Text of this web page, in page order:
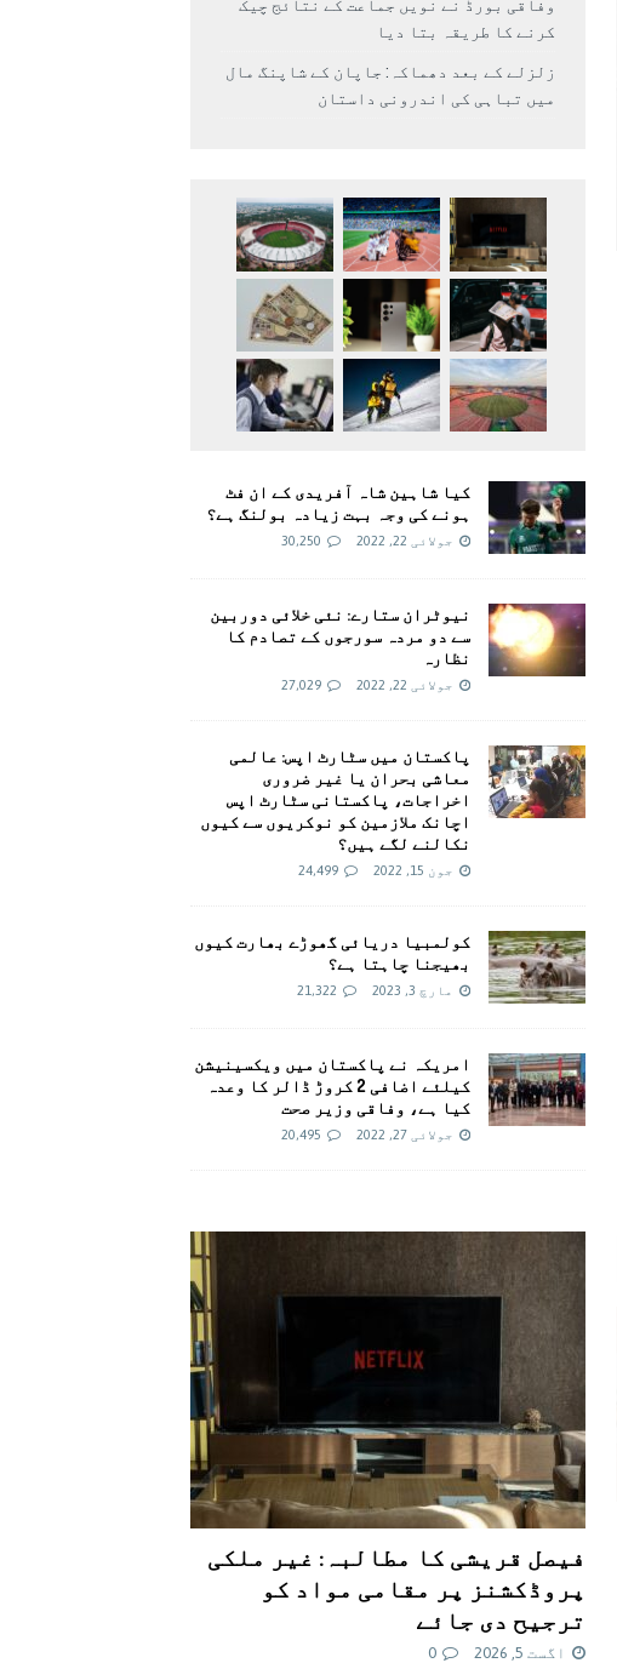
وفاقی بورڈ نے نویں جماعت کے نتائج چیک
کرنے کا طریقہ بتا دیا
زلزلے کے بعد دھماکہ: جاپان کے شاپنگ مال
میں تباہی کی اندرونی داستان
کیا شاہین شاہ آفریدی کے ان فٹ
ہونے کی وجہ بہت زیادہ بولنگ ہے؟
جولائی 22, 2022 30,250
نیوٹران ستارے: نئی خلائی دوربین
سے دو مردہ سورجوں کے تصادم کا
نظارہ
جولائی 22, 2022 27,029
پاکستان میں سٹارٹ اپس: عالمی
معاشی بحران یا غیر ضروری
اخراجات، پاکستانی سٹارٹ اپس
اچانک ملازمین کو نوکریوں سے کیوں
نکالنے لگے ہیں؟
جون 15, 2022 24,499
کولمبیا دریائی گھوڑے بھارت کیوں
بھیجنا چاہتا ہے؟
مارچ 3, 2023 21,322
امريکہ نے پاکستان میں ویکسینیشن
کیلئے اضافی 2 کروڑ ڈالر کا وعدہ
کیا ہے، وفاقی وزیر صحت
جولائی 27, 2022 20,495
فیصل قریشی کا مطالبہ: غیر ملکی
پروڈکشنز پر مقامی مواد کو
ترجیح دی جائے
اگست 5, 2026 0